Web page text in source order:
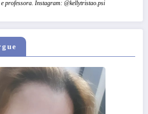
professora. Instagram: @kellytristao.psi